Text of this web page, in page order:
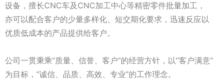
设备，擅长CNC车及CNC加工中心等精密零件批量加工，
亦可以配合客户的少量多样化、短交期化要求，迅速反应以
优质低成本的产品提供给客户。
公司一贯秉乘“质量、信誉、客户”的经营方针，以“客户满意”
为目标，“诚信、品质、高效、专业”的工作理念。